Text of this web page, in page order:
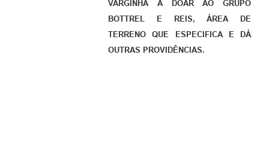
VARGINHA A DOAR AO GRUPO
BOTTREL E REIS, ÁREA DE
TERRENO QUE ESPECIFICA E DÁ
OUTRAS PROVIDÊNCIAS.